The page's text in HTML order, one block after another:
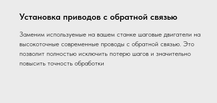
Установка приводов с обратной связью
Заменим используемые на вашем станке шаговые двигатели на
высокоточные современные проводы с обратной связью. Это
позволит полностью исключить потерю шагов и значительно
повысить точность обработки